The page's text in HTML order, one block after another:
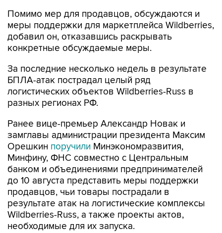
Помимо мер для продавцов, обсуждаются и
меры поддержки для маркетплейса Wildberries,
добавил он, отказавшись раскрывать
конкретные обсуждаемые меры.
За последние несколько недель в результате
БПЛА-атак пострадал целый ряд
логистических объектов Wildberries-Russ в
разных регионах РФ.
Ранее вице-премьер Александр Новак и
замглавы администрации президента Максим
Орешкин поручили Минэкономразвития,
Минфину, ФНС совместно с Центральным
банком и объединениями предпринимателей
до 10 августа представить меры поддержки
продавцов, чьи товары пострадали в
результате атак на логистические комплексы
Wildberries-Russ, а также проекты актов,
необходимые для их запуска.